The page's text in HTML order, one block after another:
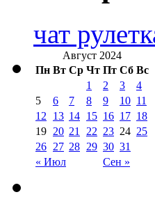
чат
Август 2024
Пн Вт Ср Чт Пт Сб Вс
« Июл Сен »
1 2 3
4
5
6 7 8 9 10 11
12
13 14 15 16 17 18
19 20 21 22 23 24 25
26 27 28 29 30 31